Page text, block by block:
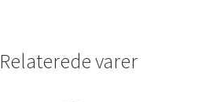
Relaterede varer